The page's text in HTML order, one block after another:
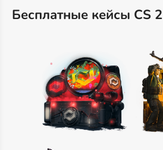
Бесплатные кейсы CS 2